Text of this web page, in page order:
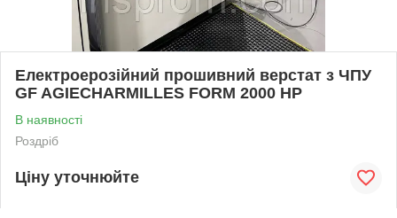
Електроерозійний прошивний верстат з ЧПУ
GF AGIECHARMILLES FORM 2000 HP
В наявності
Роздріб
Ціну уточнюйте